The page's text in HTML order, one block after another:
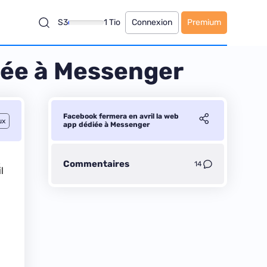
S3 1 Tio Connexion Premium
à Messenger
Facebook fermera en avril la web
app dédiée à Messenger
Commentaires 14